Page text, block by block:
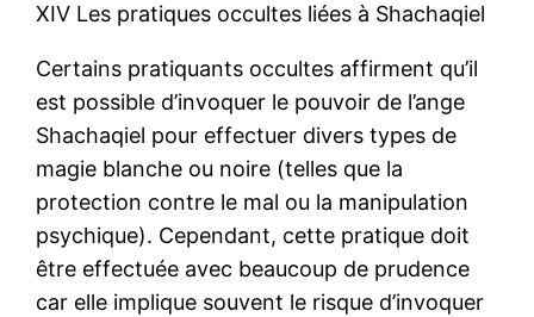
XIV Les pratiques occultes liées à Shachaqiel
Certains pratiquants occultes affirment qu’il
est possible d’invoquer le pouvoir de l’ange
Shachaqiel pour effectuer divers types de
magie blanche ou noire (telles que la
protection contre le mal ou la manipulation
psychique). Cependant, cette pratique doit
être effectuée avec beaucoup de prudence
car elle implique souvent le risque d’invoquer